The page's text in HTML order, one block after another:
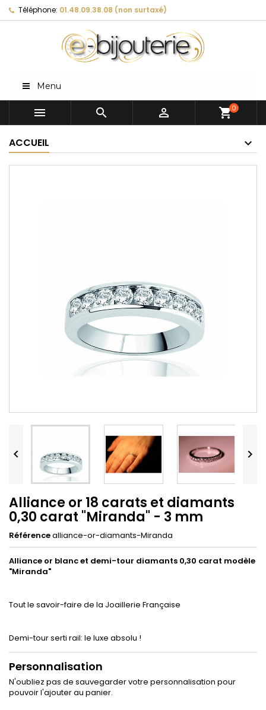
Téléphone: 01.48.09.38.08 (non surtaxé)
Menu
   shopping_cart0
ACCUEIL
 
Alliance or 18 carats et diamants
0,30 carat "Miranda" - 3 mm
Référencealliance-or-diamants-Miranda
Alliance or blanc et demi-tour diamants 0,30 carat modèle
"Miranda"
Tout le savoir-faire de la Joaillerie Française
Demi-tour serti rail: le luxe absolu !
Personnalisation
N'oubliez pas de sauvegarder votre personnalisation pour
pouvoir l'ajouter au panier.